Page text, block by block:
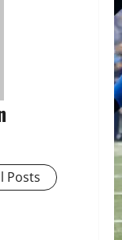
Posts